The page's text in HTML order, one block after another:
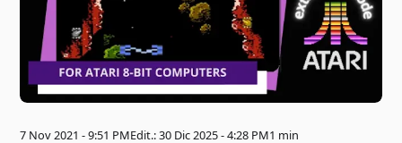
7 Nov 2021 - 9:51 PMEdit.: 30 Dic 2025 - 4:28 PM1 min